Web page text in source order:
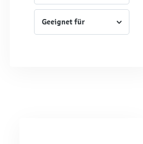
Geeignet für